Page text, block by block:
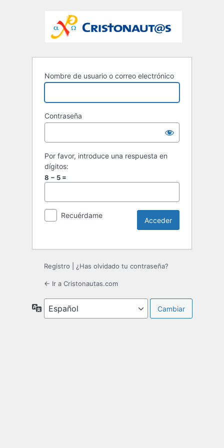
Nombre de usuario o correo electrónico
Contraseña
Por favor, introduce una respuesta en
dígitos:
8 − 5 =
Recuérdame
Registro ¿Has olvidado tu contraseña?
← Ir a Cristonautas.com
Idioma